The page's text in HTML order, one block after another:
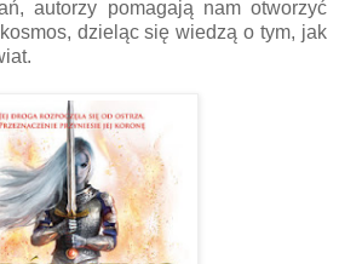
autorzy pomagają nam otworzyć
dzieląc się wiedzą o tym, jak